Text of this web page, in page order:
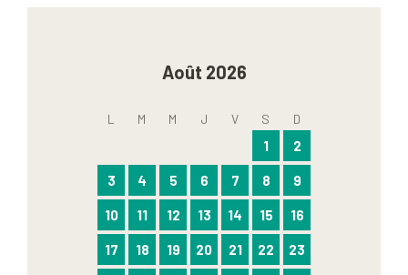
Août 2026
L M M J V S D
1 2
3 4 5 6 7 8 9
10 11 12 13 14 15 16
17 18 19 20 21 22 23